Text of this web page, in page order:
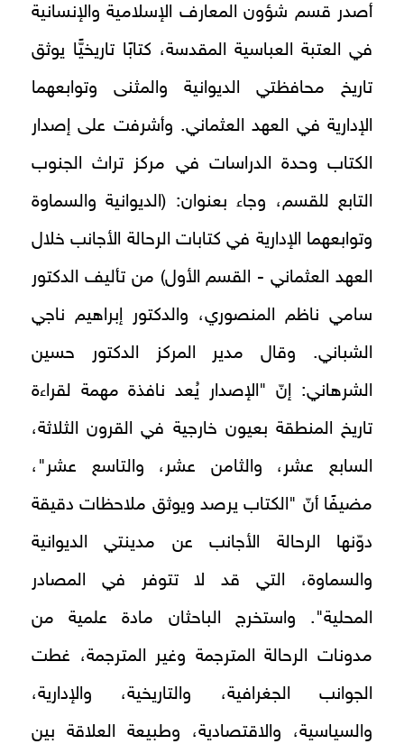
أصدر قسم شؤون المعارف الإسلامية والإنسانية
في العتبة العباسية المقدسة، كتابًا تاريخيًّا يوثق
تاريخ محافظتي الديوانية والمثنى وتوابعهما
الإدارية في العهد العثماني. وأشرفت على إصدار
الكتاب وحدة الدراسات في مركز تراث الجنوب
التابع للقسم، وجاء بعنوان: (الديوانية والسماوة
وتوابعهما الإدارية في كتابات الرحالة الأجانب خلال
العهد العثماني - القسم الأول) من تأليف الدكتور
سامي ناظم المنصوري، والدكتور إبراهيم ناجي
الشباني. وقال مدير المركز الدكتور حسين
الشرهاني: إنّ "الإصدار يُعد نافذة مهمة لقراءة
تاريخ المنطقة بعيون خارجية في القرون الثلاثة،
السابع عشر، والثامن عشر، والتاسع عشر"،
مضيفًا أنّ "الكتاب يرصد ويوثق ملاحظات دقيقة
دوّنها الرحالة الأجانب عن مدينتي الديوانية
والسماوة، التي قد لا تتوفر في المصادر
المحلية". واستخرج الباحثان مادة علمية من
مدونات الرحالة المترجمة وغير المترجمة، غطت
الجوانب الجغرافية، والتاريخية، والإدارية،
والسياسية، والاقتصادية، وطبيعة العلاقة بين